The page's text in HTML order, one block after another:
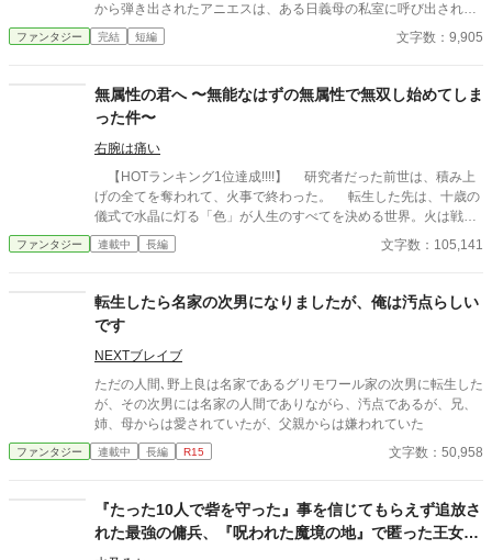
から弾き出されたアニエスは、ある日義母の私室に呼び出され―
―。 タイトル通りのおっさんコメディーです。
ファンタジー 完結 短編 文字数：9,905
無属性の君へ 〜無能なはずの無属性で無双し始めてしま
った件〜
右腕は痛い
【HOTランキング1位達成!!!!】 研究者だった前世は、積み上
げの全てを奪われて、火事で終わった。 転生した先は、十歳の
儀式で水晶に灯る「色」が人生のすべてを決める世界。火は戦い
に、土は壁に、青は治しに——だが、彼の水晶だけが灯らなかっ
た。 無属性。俗称「いろなし」。職への道は閉ざされ、村の帳
も彼は見ていた。誰の色も、灯る直前に一瞬だけ走る——「色の
ない揺らぎ」を。 無いんじゃない。まだ、見つかっていないだ
けだ。 誰にも見せない納屋で、毎晩百回、三年。物が既に持つ
性質に無色の魔力を沿わせる独自技術「支え」を組み上げた少年
の前に、ある夜、火の色の髪の冒険者が立つ。三年ぶんの記録の
板を見上げて、彼女は笑わずに言った。 「ないんじゃなくて、ま
だ見つかってないだけなんでしょ。……いいよ。あたしが最初に
見つけたげる」 欄のなかった少年と、その三年を最初に面白が
った冒険者。拾われた雑用格から始まり、村を出て、ギルド都市
ぶの記録だ。 ※毎日21時投稿 ※完結まで投稿を続けること
をお約束します
ファンタジー 連載中 長編 文字数：105,141
転生したら名家の次男になりましたが、俺は汚点らしい
です
NEXTブレイブ
ただの人間､野上良は名家であるグリモワール家の次男に転生した
が、その次男には名家の人間でありながら、汚点であるが、兄、
姉、母からは愛されていたが、父親からは嫌われていた
ファンタジー 連載中 長編 R15 文字数：50,958
『たった10人で砦を守った』事を信じてもらえず追放さ
れた最強の傭兵、『呪われた魔境の地』で匿った王女と
理想の拠点に作り上げます